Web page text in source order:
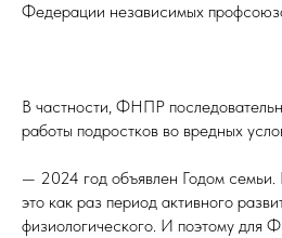
Федерации независимых
В частности, ФНПР
работы подростков во вредных
— 2024 год объявлен Годом семьи.
это как раз период активного
физиологического. И поэтому для